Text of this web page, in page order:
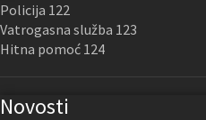
Policija 122
Vatrogasna služba 123
Hitna pomoć 124
Novosti